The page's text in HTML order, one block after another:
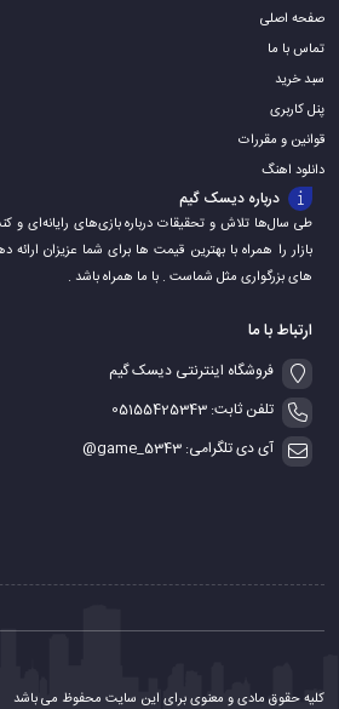
صفحه اصلی
تماس با ما
سبد خرید
پنل کاربری
قوانین و مقررات
دانلود اهنگ
درباره دیسک گیم
طی سال‌ها تلاش و تحقیقات درباره بازی‌های رایانه‌ای و
بازار را همراه با بهترین قیمت ها برای شما عزیزان
های بزرگواری مثل شماست . با ما همراه باشد .
ارتباط با ما
فروشگاه اینترنتی دیسک گیم
تلفن ثابت: 05155425343
آی دی تلگرامی: game_5343@
کلیه حقوق مادی و معنوی برای این سایت محفوظ می باشد